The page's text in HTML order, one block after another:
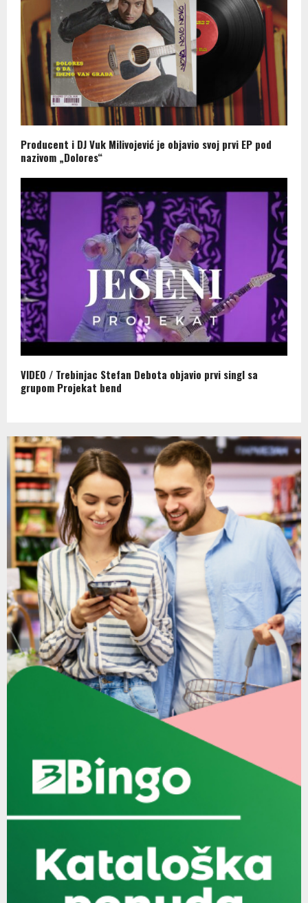
Producent i DJ Vuk Milivojević je objavio svoj prvi EP pod
nazivom „Dolores“
VIDEO / Trebinjac Stefan Debota objavio prvi singl sa
grupom Projekat bend